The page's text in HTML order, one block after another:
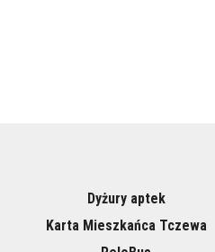
Dyżury aptek
Karta Mieszkańca Tczewa